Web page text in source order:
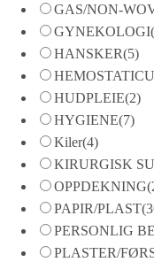
GAS/NON-
GYNEKOLOGI
HANSKER(5)
HUDPLEIE(2)
HYGIENE(7)
Kiler(4)
KIRURGISK
OPPDEKNING
PAPIR/PLAST
PERSONLIG
PLASTER/